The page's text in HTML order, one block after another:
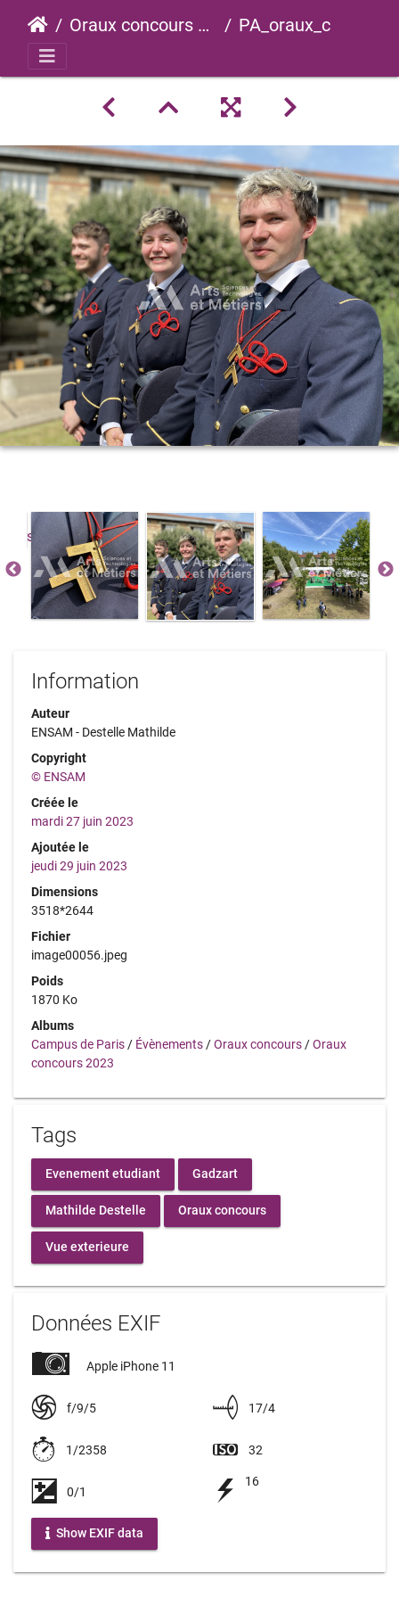
Oraux concours 2023 PA_oraux_concours_2023_0060
Information
Auteur
ENSAM - Destelle Mathilde
Copyright
© ENSAM
Créée le
mardi 27 juin 2023
Ajoutée le
jeudi 29 juin 2023
Dimensions
3518*2644
Fichier
image00056.jpeg
Poids
1870 Ko
Albums
Campus de Paris / Évènements /Oraux concours /Oraux
concours 2023
Tags
Evenement etudiant Gadzart
Mathilde Destelle Oraux concours
Vue exterieure
Données EXIF
Apple iPhone 11
f/9/5 17/4
1/2358 32
0/1
16
Show EXIF data